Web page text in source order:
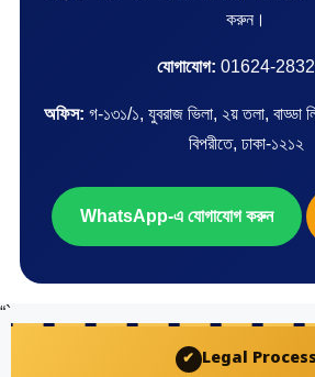
করুন।
যোগাযোগ: 01624-
অফিস: গ-১৩১/১, যুবরাজ ভিলা, ২য় তলা, বাড্ডা
বিপরীতে, ঢাকা-১২১২
WhatsApp-এ যোগাযোগ করুন
“`
✔ Legal Process